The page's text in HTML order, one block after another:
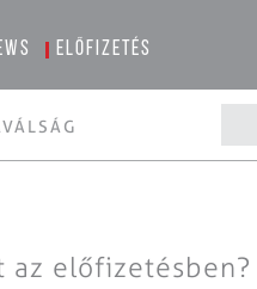
Előfizetés
az előfizetésben?